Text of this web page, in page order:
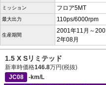
ミッション フロア5MT
最大出力 110ps/6000rpm
生産期間
2001年11月～200
2年08月
1.5 X Sリミテッド
新車時価格146.8万円(税抜)
JC08
-km/L